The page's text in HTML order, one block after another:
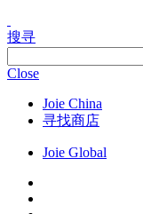
搜寻
Close
Joie China
寻找商店
Joie Global